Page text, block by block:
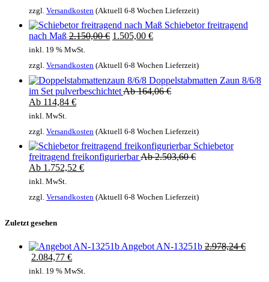
10.653,34 €.
zzgl. Versandkosten (Aktuell 6-8 Wochen Lieferzeit)
Schiebetor freitragend
nach Maß Ursprünglicher
Preis
2.150,00 €
2.150,00€Aktueller
2.150,00 €.
1.505,00 €
inkl. 19 % MwSt.
zzgl. Versandkosten (Aktuell 6-8 Wochen Lieferzeit)
Doppelstabmatten Zaun 8/6/8
im Set pulverbeschichtetAb164,06€
Ab 114,84 €
inkl. MwSt.
zzgl. Versandkosten (Aktuell 6-8 Wochen Lieferzeit)
Schiebetor
freitragend freikonfigurierbarAb2.503,60€
Ab 1.752,52 €
inkl. MwSt.
zzgl. Versandkosten (Aktuell 6-8 Wochen Lieferzeit)
Zuletzt gesehen
Angebot AN-13251b Ursprünglicher
2.978,24€
Aktueller
Preis
2.084,77 €
inkl. 19 % MwSt.